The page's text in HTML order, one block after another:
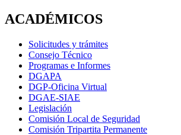
ACADÉMICOS
Solicitudes y trámites
Consejo Técnico
Programas e Informes
DGAPA
DGP-Oficina Virtual
DGAE-SIAE
Legislación
Comisión Local de Seguridad
Comisión Tripartita Permanente